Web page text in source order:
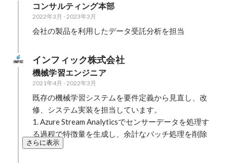
コンサルティング本部
2022年3月 -2023年3月
会社の製品を利用したデータ受託分析を担当
インフィック株式会社
機械学習エンジニア
2021年4月 -2022年3月
既存の機械学習システムを要件定義から見直し、改
修、システム実装を担当しています。
1. Azure Stream Analyticsでセンサーデータを処理す
る過程で特徴量を生成し、余計なバッチ処理を削除
さらに表示